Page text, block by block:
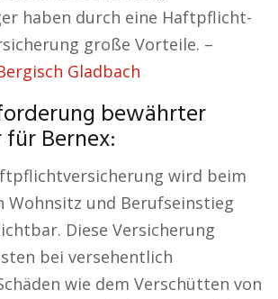
haben durch eine Haftpflicht-
große Vorteile. –
Gladbach
bewährter
Bernex:
wird beim
Wohnsitz und Berufseinstieg
Diese Versicherung
bei versehentlich
wie dem Verschütten von